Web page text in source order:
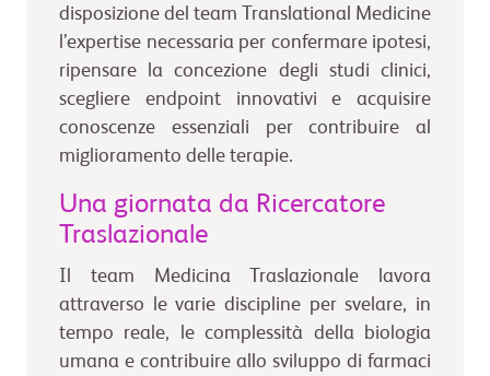
disposizione del team Translational Medicine
l’expertise necessaria per confermare ipotesi,
ripensare la concezione degli studi clinici,
scegliere endpoint innovativi e acquisire
conoscenze essenziali per contribuire al
miglioramento delle terapie.
Una giornata da Ricercatore
Traslazionale
Il team Medicina Traslazionale lavora
attraverso le varie discipline per svelare, in
tempo reale, le complessità della biologia
umana e contribuire allo sviluppo di farmaci